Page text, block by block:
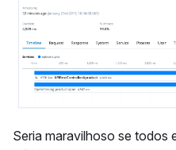
Seria maravilhoso se todos